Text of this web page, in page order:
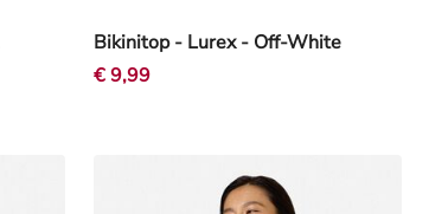
Bikinitop - Lurex - Off-White
€ 9,99